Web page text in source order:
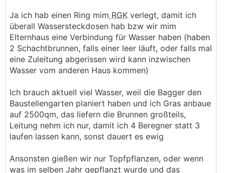
Ja ich hab einen Ring mim RGK verlegt, damit ich
überall Wassersteckdosen hab bzw wir mim
Elternhaus eine Verbindung für Wasser haben (haben
2 Schachtbrunnen, falls einer leer läuft, oder falls mal
eine Zuleitung abgerissen wird kann inzwischen
Wasser vom anderen Haus kommen)
Ich brauch aktuell viel Wasser, weil die Bagger den
Baustellengarten planiert haben und ich Gras anbaue
auf 2500qm, das liefern die Brunnen großteils,
Leitung nehm ich nur, damit ich 4 Beregner statt 3
laufen lassen kann, sonst dauert es ewig
Ansonsten gießen wir nur Topfpflanzen, oder wenn
was im selben Jahr gepflanzt wurde und das